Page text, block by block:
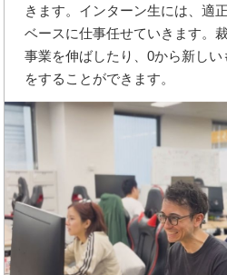
きます。インターン生には、適
ベースに仕事任せていきます。
事業を伸ばしたり、0から新し
をすることができます。